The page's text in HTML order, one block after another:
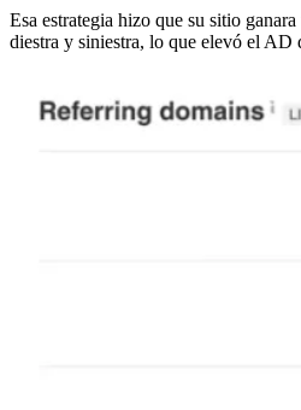
Esa estrategia hizo que su sitio
diestra y siniestra, lo que elevó el AD